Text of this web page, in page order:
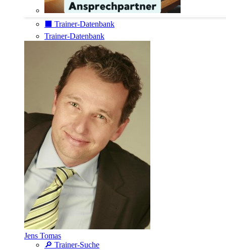
⬛️ Trainer-Datenbank
Trainer-Datenbank
Jens Tomas
🔎 Trainer-Suche